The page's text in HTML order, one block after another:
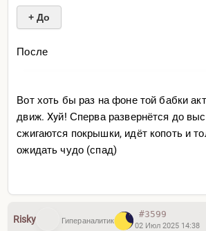
+ До
После
Вот хоть бы раз на фоне той бабки
движ. Xyй! Сперва развернётся до
сжигаются покрышки, идёт копоть и
ожидать чудо (спад)
Risky Гипераналитик
#3599
02 Июл 2025 14:38